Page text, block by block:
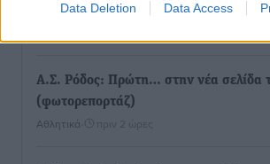
Data Deletion Data Access
στο νησί
Α.Σ. Ρόδος: Πρώτη… στην νέα σελίδα
(φωτορεπορτάζ)
Αθλητικά πριν 2 ώρες